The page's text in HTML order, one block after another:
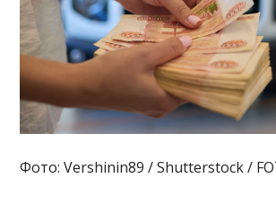
Фото: Vershinin89 / Shutterstock /